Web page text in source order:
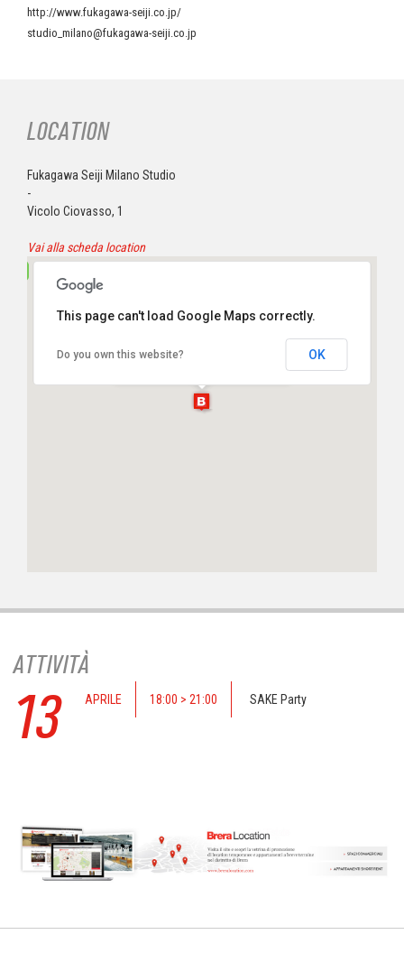
http://www.fukagawa-seiji.co.jp/
studio_milano@fukagawa-seiji.co.jp
LOCATION
Fukagawa Seiji Milano Studio
-
Vicolo Ciovasso, 1
Vai alla scheda location
Fukagawa Seiji Milano Studio
This page can't load Google Maps correctly.
Do you own this website? OK
ATTIVITÀ
13 APRILE 18:00 > 21:00 SAKE Party